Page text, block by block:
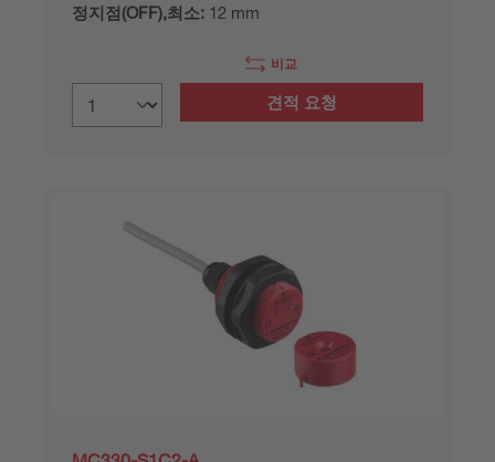
정지점(OFF),최소: 12 mm
비교
견적 요청